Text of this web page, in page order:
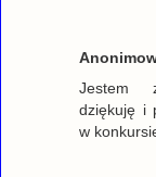
Jestem
dziękuję i
w